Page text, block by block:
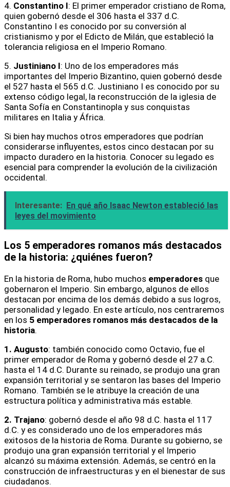
4. Constantino I: El primer emperador cristiano de Roma,
quien gobernó desde el 306 hasta el 337 d.C.
Constantino I es conocido por su conversión al
cristianismo y por el Edicto de Milán, que estableció la
tolerancia religiosa en el Imperio Romano.
5. Justiniano I: Uno de los emperadores más
importantes del Imperio Bizantino, quien gobernó desde
el 527 hasta el 565 d.C. Justiniano I es conocido por su
extenso código legal, la reconstrucción de la iglesia de
Santa Sofía en Constantinopla y sus conquistas
militares en Italia y África.
Si bien hay muchos otros emperadores que podrían
considerarse influyentes, estos cinco destacan por su
impacto duradero en la historia. Conocer su legado es
esencial para comprender la evolución de la civilización
occidental.
Interesante: En qué año Isaac Newton estableció las
leyes del movimiento
Los 5 emperadores romanos más destacados
de la historia: ¿quiénes fueron?
En la historia de Roma, hubo muchos emperadores que
gobernaron el Imperio. Sin embargo, algunos de ellos
destacan por encima de los demás debido a sus logros,
personalidad y legado. En este artículo, nos centraremos
en los 5 emperadores romanos más destacados de la
historia.
1. Augusto: también conocido como Octavio, fue el
primer emperador de Roma y gobernó desde el 27 a.C.
hasta el 14 d.C. Durante su reinado, se produjo una gran
expansión territorial y se sentaron las bases del Imperio
Romano. También se le atribuye la creación de una
estructura política y administrativa más estable.
2. Trajano: gobernó desde el año 98 d.C. hasta el 117
d.C. y es considerado uno de los emperadores más
exitosos de la historia de Roma. Durante su gobierno, se
produjo una gran expansión territorial y el Imperio
alcanzó su máxima extensión. Además, se centró en la
construcción de infraestructuras y en el bienestar de sus
ciudadanos.